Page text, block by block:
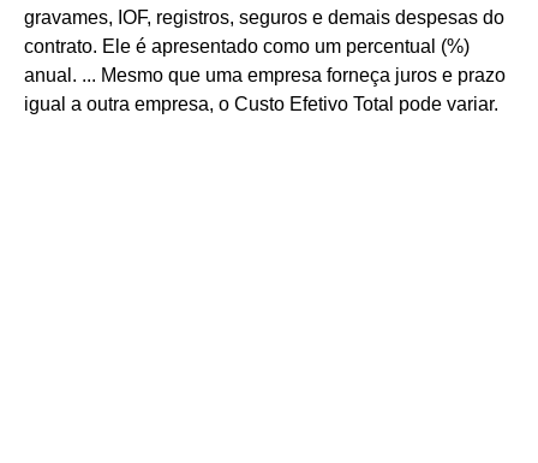
gravames, IOF, registros, seguros e demais despesas do
contrato. Ele é apresentado como um percentual (%)
anual. ... Mesmo que uma empresa forneça juros e prazo
igual a outra empresa, o Custo Efetivo Total pode variar.